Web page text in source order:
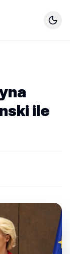
ile